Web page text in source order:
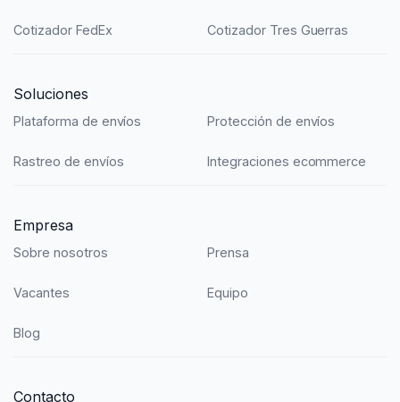
Cotizador FedEx Cotizador Tres Guerras
Soluciones
Plataforma de envíos Protección de envíos
Rastreo de envíos Integraciones ecommerce
Empresa
Sobre nosotros Prensa
Vacantes Equipo
Blog
Contacto